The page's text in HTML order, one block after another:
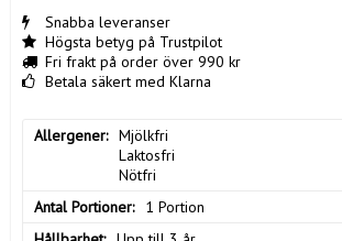
Snabba leveranser
Högsta betyg på Trustpilot
Fri frakt på order över 990 kr
Betala säkert med Klarna
Allergener
Mjölkfri
Laktosfri
Nötfri
Antal Portioner
1 Portion